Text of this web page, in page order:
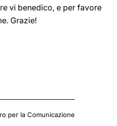
vi benedico, e per favore
Grazie!
per la Comunicazione